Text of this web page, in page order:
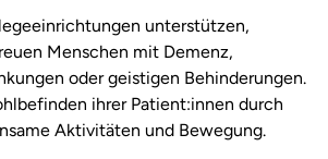
unterstützen,
Menschen mit Demenz,
oder geistigen Behinderungen.
ihrer Patient:innen durch
Aktivitäten und Bewegung.